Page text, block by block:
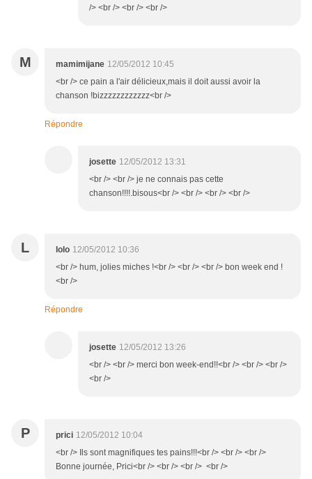
/> <br /> <br /> <br />
M mamimijane 12/05/2012 10:45
<br /> ce pain a l'air délicieux,mais il doit aussi avoir la
chanson !bizzzzzzzzzzzz<br />
Répondre
josette 12/05/2012 13:31
<br /> <br /> je ne connais pas cette
chanson!!!!.bisous<br /> <br /> <br /> <br />
L lolo 12/05/2012 10:36
<br /> hum, jolies miches !<br /> <br /> <br /> bon week end !
<br />
Répondre
josette 12/05/2012 13:26
<br /> <br /> merci bon week-end!!<br /> <br /> <br />
<br />
P prici 12/05/2012 10:04
<br /> Ils sont magnifiques tes pains!!!<br /> <br /> <br />
Bonne journée, Prici<br /> <br /> <br /> <br />